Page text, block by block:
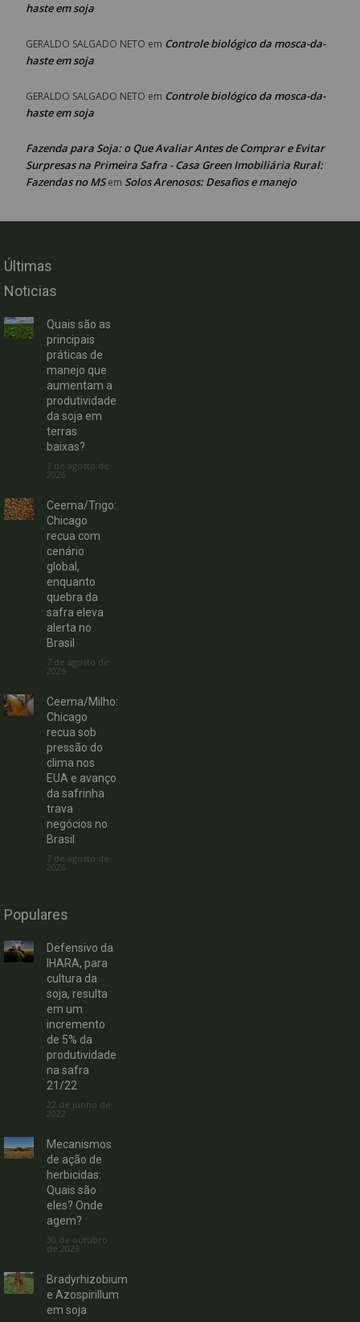
haste em soja
GERALDO SALGADO NETO em Controle biológico da mosca-da-
haste em soja
GERALDO SALGADO NETO em Controle biológico da mosca-da-
haste em soja
Fazenda para Soja: o Que Avaliar Antes de Comprar e Evitar
Surpresas na Primeira Safra - Casa Green Imobiliária Rural:
Fazendas no MSem Solos Arenosos: Desafios e manejo
Últimas
Noticias
Quais são as
principais
práticas de
manejo que
aumentam a
produtividade
da soja em
terras
baixas?
7 de agosto de
2026
Ceema/Trigo:
Chicago
recua com
cenário
global,
enquanto
quebra da
safra eleva
alerta no
Brasil
7 de agosto de
2026
Ceema/Milho:
Chicago
recua sob
pressão do
clima nos
EUA e avanço
da safrinha
trava
negócios no
Brasil
7 de agosto de
2026
Populares
Defensivo da
IHARA, para
cultura da
soja, resulta
em um
incremento
de 5% da
produtividade
na safra
21/22
22 de junho de
2022
Mecanismos
de ação de
herbicidas:
Quais são
eles? Onde
agem?
30 de outubro
de 2023
Bradyrhizobium
e Azospirillum
em soja